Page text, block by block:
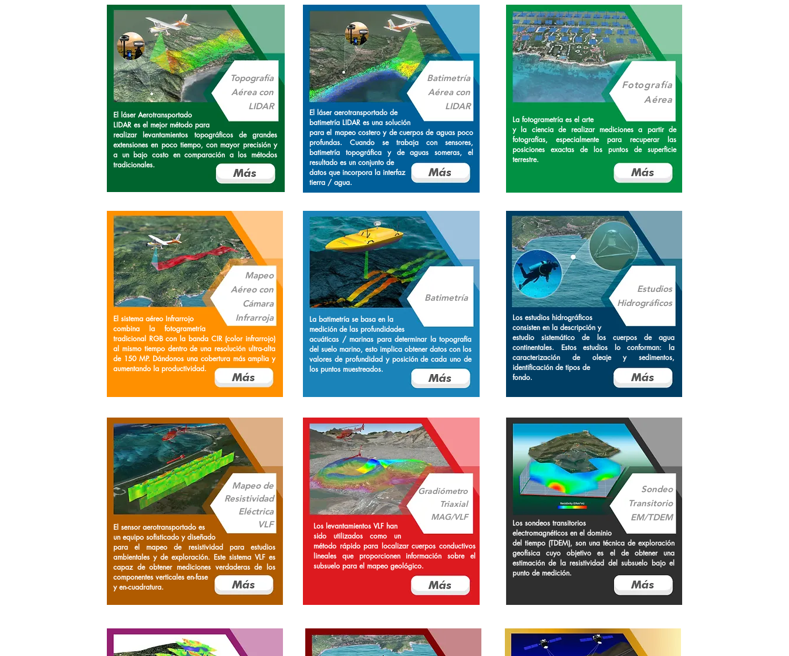
El láser Aerotransportado
LIDAR es el mejor método para
realizar levantamientos topográficos de grandes
extensiones en poco tiempo, con mayor precisión y
a un bajo costo en comparación a los métodos
tradicionales.
Topografía
Aérea con
LIDAR
Batimetría
Aérea con
LIDAR
El láser aerotransportado de
batimetría LIDAR es una solución
para el mapeo costero y de cuerpos de aguas poco
profundas. Cuando se trabaja con sensores,
batimetría topográfica y de aguas someras, el
resultado es un conjunto de
datos que incorpora la interfaz
tierra / agua.
Fotografía
Aérea
La fotogrametría es el arte
y la ciencia de realizarmediciones a partir de
fotografías, especialmente para recuperar las
posiciones exactas de los puntos de superficie
terrestre.
El sistema aéreo Infrarrojo
combina la fotogrametría
tradicional RGB con la banda CIR (color infrarrojo)
al mismo tiempo dentro de una resolución ultra-alta
de 150 MP. Dándonos una cobertura más amplia y
aumentando la productividad.
Mapeo
Aéreo con
Cámara
Infrarroja
Batimetría
La batimetría se basa en la
medición de las profundidades
acuáticas / marinas para determinar la topografía
del suelo marino, esto implica obtener datos con los
valores de profundidad y posición de cada uno de
los puntos muestreados.
Estudios
Hidrográficos
Los estudios hidrográficos
consisten en la descripción y
estudio sistemático de los cuerpos de agua
continentales. Estos estudios lo conforman: la
caracterización de oleaje y sedimentos,
identificación de tipos de
fondo.
Mapeo de
Resistividad
Eléctrica
VLF
El sensor aerotransportado es
un equipo sofisticado y diseñado
para el mapeo de resistividad para estudios
ambientales y de exploración. Este sistema VLF es
capaz de obtener mediciones verdaderas de los
componentes verticales en-fase
y en-cuadratura.
Gradiómetro
Triaxial
MAG/VLF
Los levantamientos VLF han
sido utilizados como un
método rápido para localizar cuerpos conductivos
lineales que proporcionen información sobre el
subsuelo para el mapeo geológico.
Sondeo
Transitorio
EM/TDEM
Los sondeos transitorios
electromagnéticos en el dominio
del tiempo (TDEM), son una técnica de exploración
geofísica cuyo objetivo es el de obtener una
estimación de la resistividad del subsuelo bajo el
punto de medición.